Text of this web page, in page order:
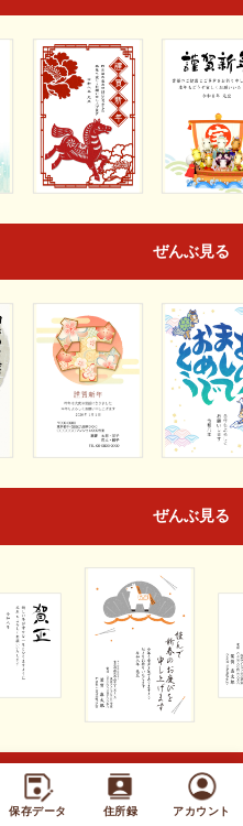
保存データ 住所録 アカウント
ぜんぶ見る
ぜんぶ見る
ぜんぶ見る